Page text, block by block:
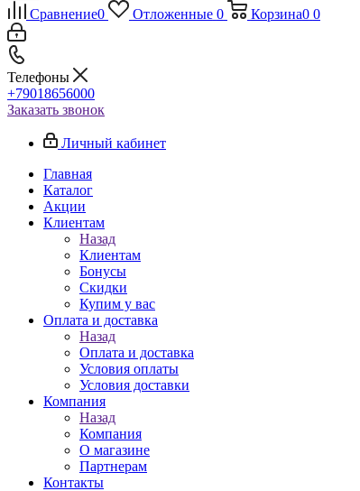
Сравнение0 Отложенные 0 Корзина0 0
Телефоны
+79018656000
Заказать звонок
Личный кабинет
Главная
Каталог
Акции
Клиентам
Назад
Клиентам
Бонусы
Скидки
Купим у вас
Оплата и доставка
Назад
Оплата и доставка
Условия оплаты
Условия доставки
Компания
Назад
Компания
О магазине
Партнерам
Контакты